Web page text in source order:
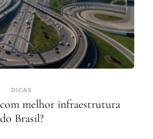
DICAS
com melhor infraestrutura
do Brasil?